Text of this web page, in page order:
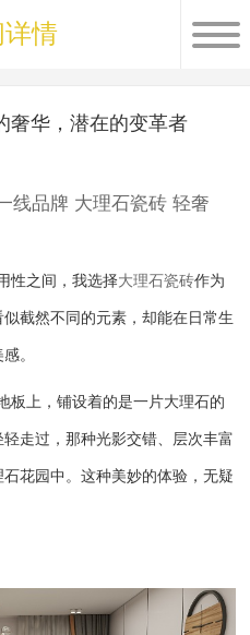
详情
华，潜在的变革者
线品牌 大理石瓷砖 轻奢
性之间，我选择大理石瓷砖作为
截然不同的元素，却能在日常生
。
板上，铺设着的是一片大理石的
走过，那种光影交错、层次丰富
花园中。这种美妙的体验，无疑